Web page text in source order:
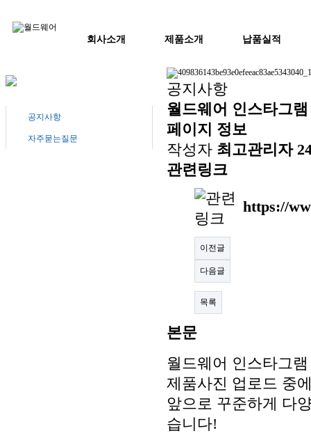
회사소개 제품소개 납품실적
공지사항
자주묻는질문
공지사항
월드웨어 인스타그
페이지 정보
작성자 최고관리자
관련링크
https://
이전글
다음글
목록
본문
월드웨어 인스타그
제품사진 업로드 중
앞으로 꾸준하게 다
습니다!